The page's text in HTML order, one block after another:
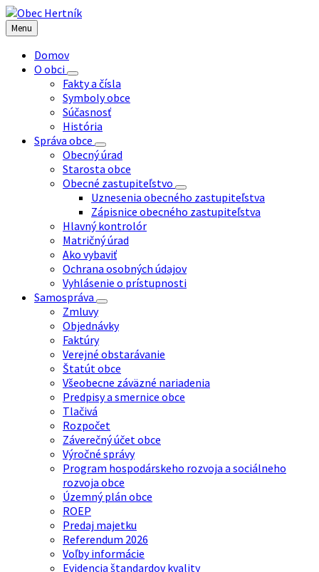
Preskočiť
na
obsah
Preskočiť
na
ľavý
panel
Preskočiť
na
pätičku
Menu
Domov
O obci
Fakty a čísla
Symboly obce
Súčasnosť
História
Správa obce
Obecný úrad
Starosta obce
Obecné zastupiteľstvo
Uznesenia obecného zastupiteľstva
Zápisnice obecného zastupiteľstva
Hlavný kontrolór
Matričný úrad
Ako vybaviť
Ochrana osobných údajov
Vyhlásenie o prístupnosti
Samospráva
Zmluvy
Objednávky
Faktúry
Verejné obstarávanie
Štatút obce
Všeobecne záväzné nariadenia
Predpisy a smernice obce
Tlačivá
Rozpočet
Záverečný účet obce
Výročné správy
Program hospodárskeho rozvoja a sociálneho
rozvoja obce
Územný plán obce
ROEP
Predaj majetku
Referendum 2026
Voľby informácie
Evidencia štandardov kvality